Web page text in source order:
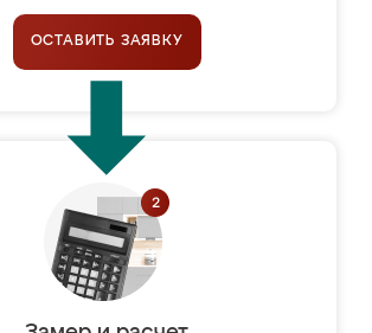
ОСТАВИТЬ ЗАЯВКУ